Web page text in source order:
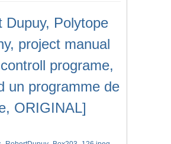
Dupuy, Polytope
project manual
programe,
un programme de
ORIGINAL]